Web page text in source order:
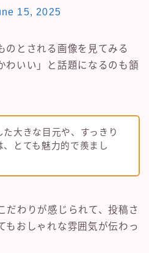
15, 2025
のとされる画像を見てみる
わいい」と話題になるのも頷
た大きな目元や、すっきり
、とても魅力的で羨まし
だわりが感じられて、投稿さ
もおしゃれな雰囲気が伝わっ